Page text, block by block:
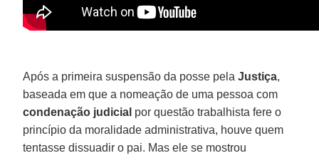
Após a primeira suspensão da posse pelaJustiça,
baseada em que a nomeação de uma pessoa com
condenação judicial por questão trabalhista fere o
princípio da moralidade administrativa, houve quem
tentasse dissuadir o pai. Mas ele se mostrou